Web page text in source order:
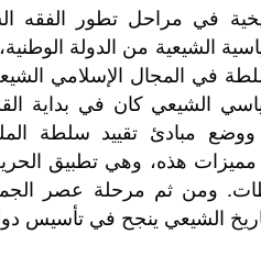
في مراحل تطور
الشيعية من الدولة
في المجال الإسلامي
الشيعي كان في بداية
ووضع مبادئ تقييد سلطة
هذه، وهي تطبيق
ومن ثم مرحلة عصر
الشيعي ينجح في تأسيس